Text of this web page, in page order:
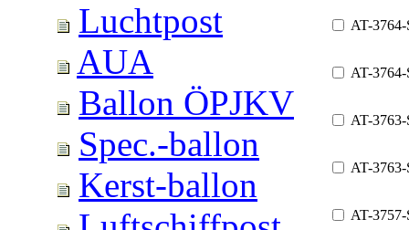
Luchtpost
AUA
Ballon ÖPJKV
Spec.-ballon
Kerst-ballon
AT-3764-
AT-
AT-3763-
AT-
AT-3757-